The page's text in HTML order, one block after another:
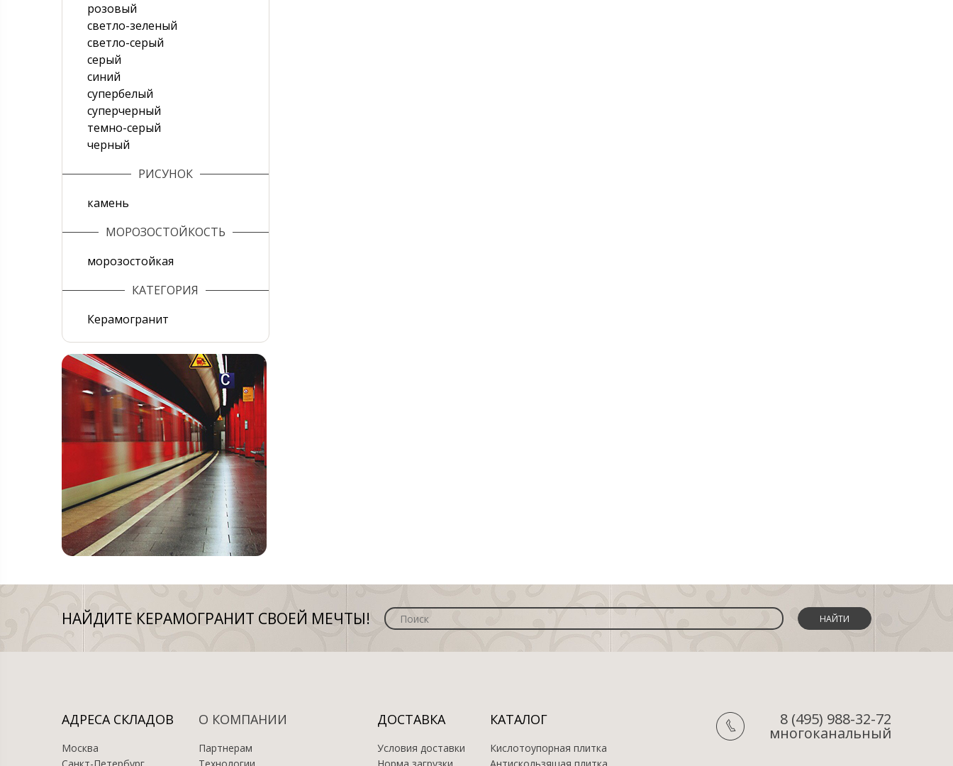
розовый
светло-зеленый
светло-серый
серый
синий
супербелый
суперчерный
темно-серый
черный
РИСУНОК
камень
МОРОЗОСТОЙКОСТЬ
морозостойкая
КАТЕГОРИЯ
Керамогранит
НАЙДИТЕ КЕРАМОГРАНИТ СВОЕЙ МЕЧТЫ! НАЙТИ
АДРЕСА СКЛАДОВ
Москва
О КОМПАНИИ
Партнерам
ДОСТАВКА
Условия доставки
КАТАЛОГ
Кислотоупорная плитка
8 (495) 988-32-72
многоканальный